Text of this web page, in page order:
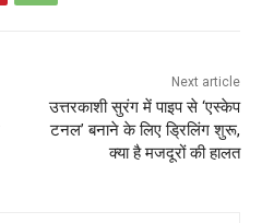
Next article
उत्तरकाशी सुरंग में पाइप से ‘एस्केप
टनल’ बनाने के लिए ड्रिलिंग शुरू,
क्या है मजदूरों की हालत